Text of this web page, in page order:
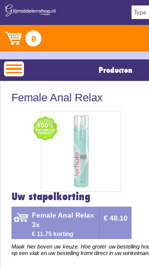
0
Producten
Female Anal Relax
Uw stapelkorting
Female Anal Relax
3x
€ 11.75 korting
€ 48.10
Maak hier boven uw keuze. Hoe groter uw bestelling
op een vlak en uw bestelling komt direct in uw